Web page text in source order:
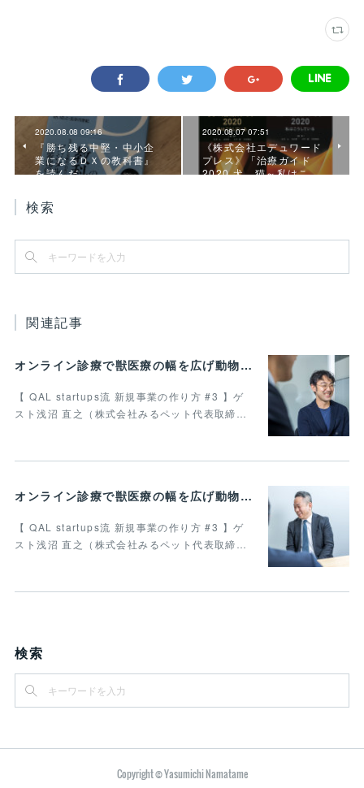
2020.08.08 09:16
『勝ち残る中堅・中小企
業になるＤＸの教科書』
を読んだ
2020.08.07 07:51
《株式会社エデュワード
プレス》「治療ガイド
2020 犬、猫～私はこ…
検索
関連記事
オンライン診療で獣医療の幅を広げ動物病院の業務効率化を叶えたい 最終回
【 QAL startups流 新規事業の作り方 #3 】ゲ
スト浅沼 直之（株式会社みるペット代表取締…
オンライン診療で獣医療の幅を広げ動物病院の業務効率化を叶えたい Vol.4
【 QAL startups流 新規事業の作り方 #3 】ゲ
スト浅沼 直之（株式会社みるペット代表取締…
検索
Copyright © Yasumichi Namatame